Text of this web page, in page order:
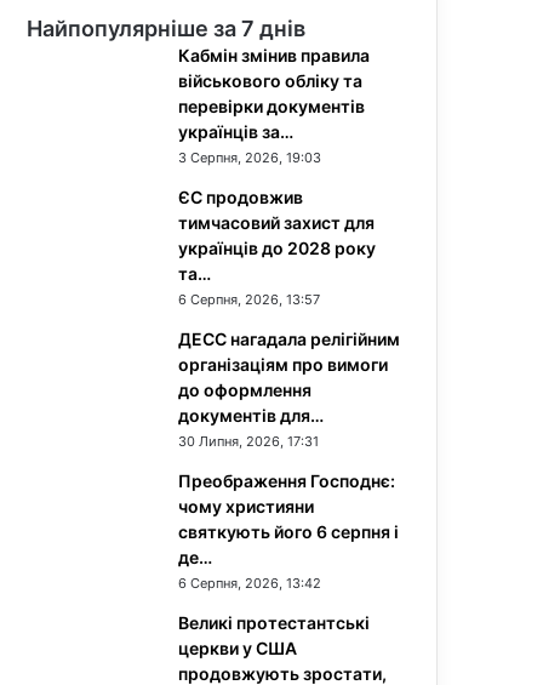
Найпопулярніше за 7 днів
Кабмін змінив правила
військового обліку та
перевірки документів
українців за…
3 Серпня, 2026, 19:03
ЄС продовжив
тимчасовий захист для
українців до 2028 року
та…
6 Серпня, 2026, 13:57
ДЕСС нагадала релігійним
організаціям про вимоги
до оформлення
документів для…
30 Липня, 2026, 17:31
Преображення Господнє:
чому християни
святкують його 6 серпня і
де…
6 Серпня, 2026, 13:42
Великі протестантські
церкви у США
продовжують зростати,